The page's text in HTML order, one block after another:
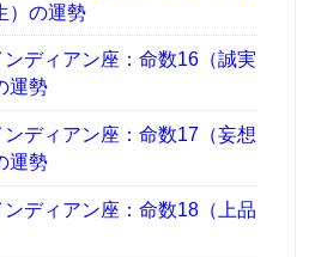
）の運勢
ディアン座：命数16（誠実
運勢
ディアン座：命数17（妄想
運勢
ディアン座：命数18（上品